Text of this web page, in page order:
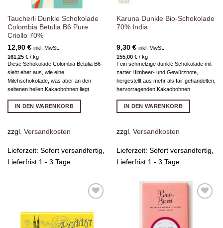
Taucherli Dunkle Schokolade
Colombia Betulia B6 Pure
Criollo 70%
12,90 € inkl. MwSt.
161,25 €/ kg
Diese Schokolade Colombia Betulia B6
sieht eher aus, wie eine
Milchschokolade, was aber an den
seltenen hellen Kakaobohnen liegt
IN DEN WARENKORB
zzgl. Versandkosten
Lieferzeit: Sofort versandfertig,
Lieferfrist 1 - 3 Tage
Karuna Dunkle Bio-Schokolade
70% India
9,30 € inkl. MwSt.
155,00 €/ kg
Fein schmelzige dunkle Schokolade mit
zarter Himbeer- und Gewürznote,
hergestellt aus mehr als fair gehandelten,
hervorragenden Kakaobohnen
IN DEN WARENKORB
zzgl. Versandkosten
Lieferzeit: Sofort versandfertig,
Lieferfrist 1 - 3 Tage
Wunschliste
hinzufügen